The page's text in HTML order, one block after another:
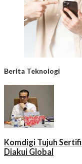
Berita Teknologi
Komdigi Tujuh
Diakui Global